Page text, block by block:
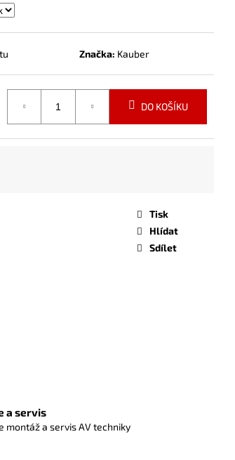
Značka: Kauber
DO KOŠÍKU
Tisk
Hlídat
Sdílet
a servis
montáž a servis AV techniky